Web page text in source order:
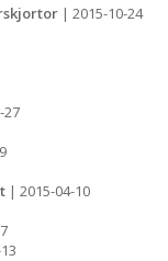
| 2015-10-24
27
| 2015-04-10